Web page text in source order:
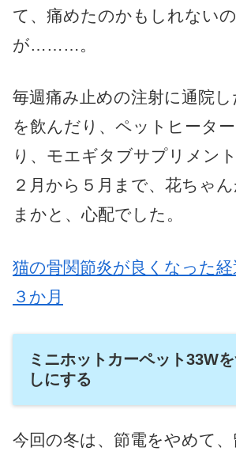
て、痛めたのかもしれない
が………。
毎週痛み止めの注射に通院
を飲んだり、ペットヒータ
り、モエギタブサプリメン
２月から５月まで、花ちゃ
まかと、心配でした。
猫の骨関節炎が良くなった
３か月
ミニホットカーペット33W
しにする
今回の冬は、節電をやめて